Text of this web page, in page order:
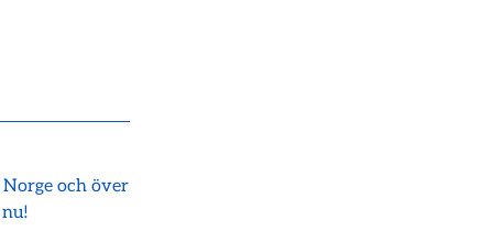
och över